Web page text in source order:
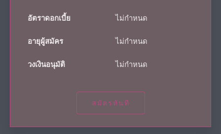
อัตราดอกเบี้ย ไม่กำหนด
อายุผู้สมัคร ไม่กำหนด
วงเงินอนุมัติ ไม่กำหนด
สมัครทันที